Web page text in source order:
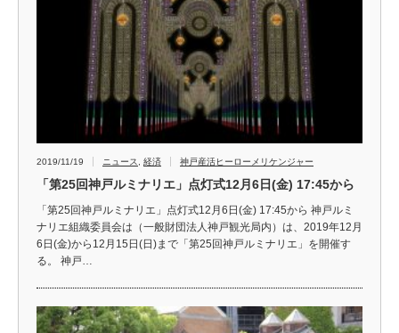
2019/11/19 ニュース 経済 神戸産活ヒーローメリケンジャー
「第25回神戸ルミナリエ」点灯式12月6日(金) 17:45から
「第25回神戸ルミナリエ」点灯式12月6日(金) 17:45から 神戸ルミ
ナリエ組織委員会は（一般財団法人神戸観光局内）は、2019年12月
6日(金)から12月15日(日)まで「第25回神戸ルミナリエ」を開催す
る。 神戸…